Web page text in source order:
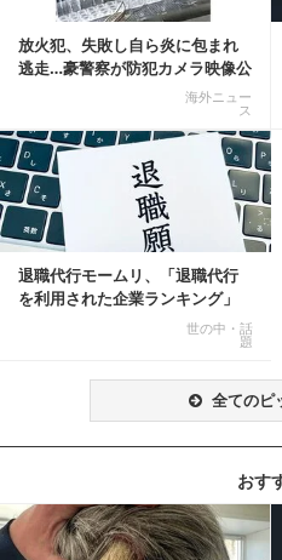
放火犯、失敗し自ら炎に包まれ
逃走…豪警察が防犯カメラ映像公
海外ニュー
ス
退職代行モームリ、「退職代行
を利用された企業ランキング」
世の中・話
題
全てのピ
おす
記事を読む